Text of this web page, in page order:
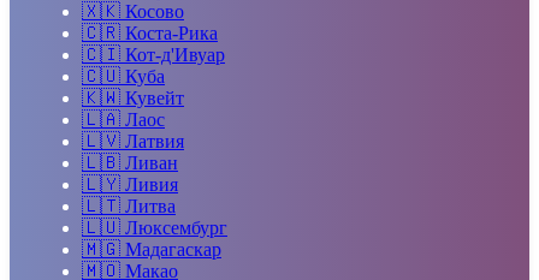
🇽🇰 Косово
🇨🇷 Коста-Рика
🇨🇮 Кот-д'Ивуар
🇨🇺 Куба
🇰🇼 Кувейт
🇱🇦 Лаос
🇱🇻 Латвия
🇱🇧 Ливан
🇱🇾 Ливия
🇱🇹 Литва
🇱🇺 Люксембург
🇲🇬 Мадагаскар
🇲🇴 Макао